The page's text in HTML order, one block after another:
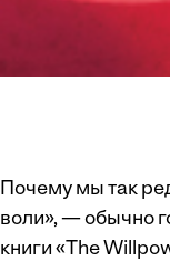
Почему мы так
воли», — обычно
книги «The